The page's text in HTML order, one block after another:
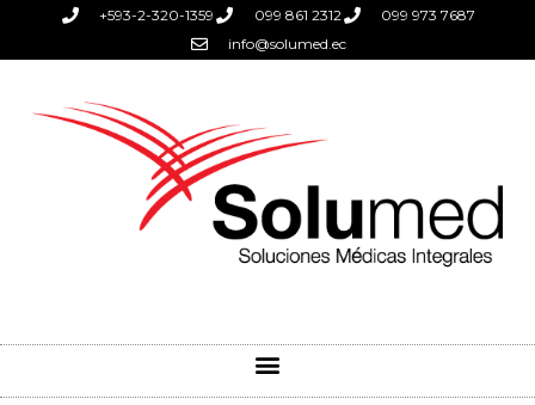
+593-2-320-1359 099 861 2312
099 973 7687
info@solumed.ec